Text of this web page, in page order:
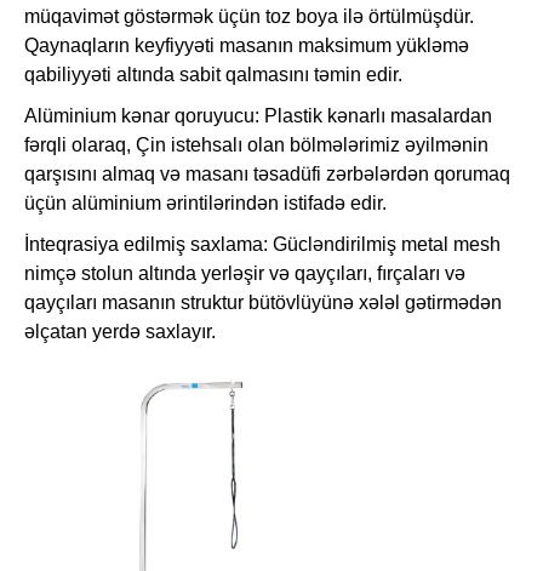
müqavimət göstərmək üçün toz boya ilə örtülmüşdür.
Qaynaqların keyfiyyəti masanın maksimum yükləmə
qabiliyyəti altında sabit qalmasını təmin edir.
Alüminium kənar qoruyucu: Plastik kənarlı masalardan
fərqli olaraq, Çin istehsalı olan bölmələrimiz əyilmənin
qarşısını almaq və masanı təsadüfi zərbələrdən qorumaq
üçün alüminium ərintilərindən istifadə edir.
İnteqrasiya edilmiş saxlama: Gücləndirilmiş metal mesh
nimçə stolun altında yerləşir və qayçıları, fırçaları və
qayçıları masanın struktur bütövlüyünə xələl gətirmədən
əlçatan yerdə saxlayır.